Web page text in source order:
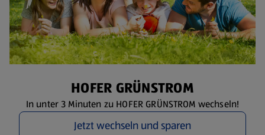
HOFER GRÜNSTROM
In unter 3 Minuten zu HOFER GRÜNSTROM wechseln!
Jetzt wechseln und sparen